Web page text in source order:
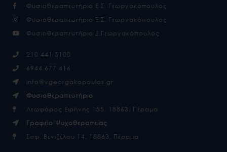
Φυσιοθεραπευτήριο Ε.Σ. Γεωργακόπουλος
Φυσιοθεραπευτήριο Ε.Σ. Γεωργακόπουλος
Φυσιοθεραπευτήριο Ε.Γεωργακόπουλος
210 441 5100
6944 677 416
info@vgeorgakopoulos.gr
Φυσιοθεραπευτήριο
Λεωφόρος Ειρήνης 155, 18863, Πέραμα
Γραφείο Ψυχοθεραπείας
Σοφ. Βενιζέλου 14, 18863, Πέραμα